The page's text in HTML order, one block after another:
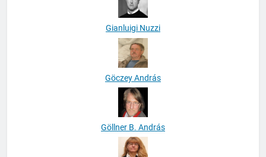
Gianluigi Nuzzi
Göczey András
Göllner B. András